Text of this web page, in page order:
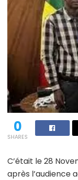
0
SHARES
C’était le 28
après l’audience